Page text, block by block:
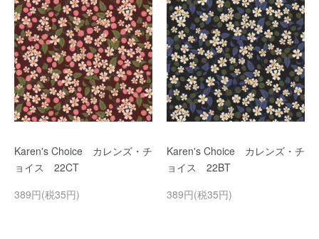
Karen's Choice カレンズ・チ
ョイス 22CT
389円(税35円)
Karen's Choice カレンズ・チ
ョイス 22BT
389円(税35円)